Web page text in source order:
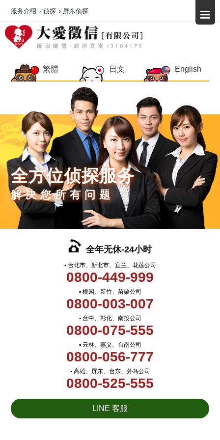
繁體 日文 English
全方位侦探服务
解决您所有问题
全年无休-24小时
▪ 台北市、新北市、宜兰、花莲公司
0800-449-999
▪ 桃园、新竹、苗栗公司
0800-003-007
▪ 台中、彰化、南投公司
0800-075-555
▪ 云林、嘉义、台南公司
0800-056-777
▪ 高雄、屏东、台东、外岛公司
0800-525-555
LINE 客服
服务介绍 › 侦探 › 屏东侦探